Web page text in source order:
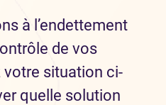
à l’endettement
de vos
situation ci-
quelle solution